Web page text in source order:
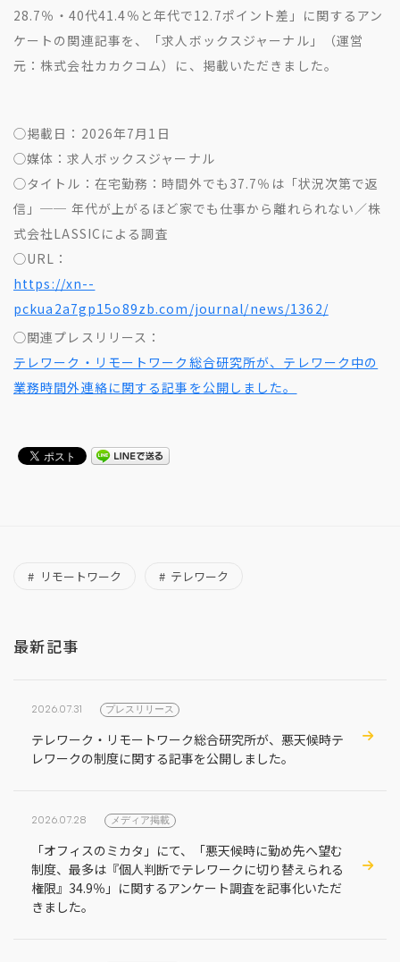
社員の声
事例紹介
テレリモ総研
28.7％・40代41.4％と年代で12.7ポイント差」に関するアン
ケートの関連記事を、「求人ボックスジャーナル」（運営
元：株式会社カカクコム）に、掲載いただきました。
◯掲載日：2026年7月1日
◯媒体：求人ボックスジャーナル
◯タイトル：在宅勤務：時間外でも37.7％は「状況次第で返
信」── 年代が上がるほど家でも仕事から離れられない／株
式会社LASSICによる調査
◯URL：
https://xn--
pckua2a7gp15o89zb.com/journal/news/1362/
◯関連プレスリリース：
テレワーク・リモートワーク総合研究所が、テレワーク中の
業務時間外連絡に関する記事を公開しました。
リモートワーク テレワーク
最新記事
2026.07.31 プレスリリース
テレワーク・リモートワーク総合研究所が、悪天候時テ
レワークの制度に関する記事を公開しました。
2026.07.28 メディア掲載
「オフィスのミカタ」にて、「悪天候時に勤め先へ望む
制度、最多は『個人判断でテレワークに切り替えられる
権限』34.9％」に関するアンケート調査を記事化いただ
きました。